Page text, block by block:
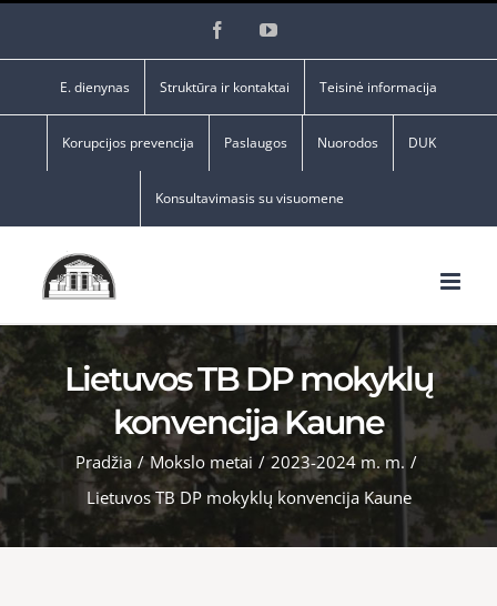
FacebookYouTube
E. dienynas Struktūra ir kontaktai Teisinė informacija
Korupcijos prevencija Paslaugos Nuorodos DUK
Konsultavimasis su visuomene
Lietuvos TB DP mokyklų
konvencija Kaune
Pradžia / Mokslo metai / 2023-2024 m. m. /
Lietuvos TB DP mokyklų konvencija Kaune